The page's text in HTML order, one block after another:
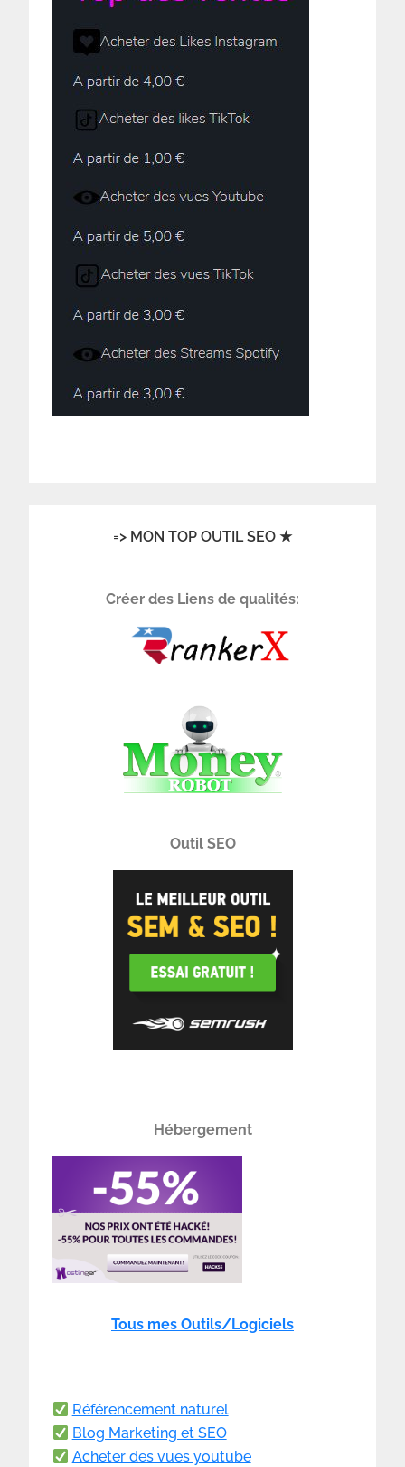
=> MON TOP OUTIL SEO ★
Créer des Liens de qualités:
Outil SEO
Hébergement
Tous mes Outils/Logiciels
Référencement naturel
Blog Marketing et SEO
Acheter des vues youtube